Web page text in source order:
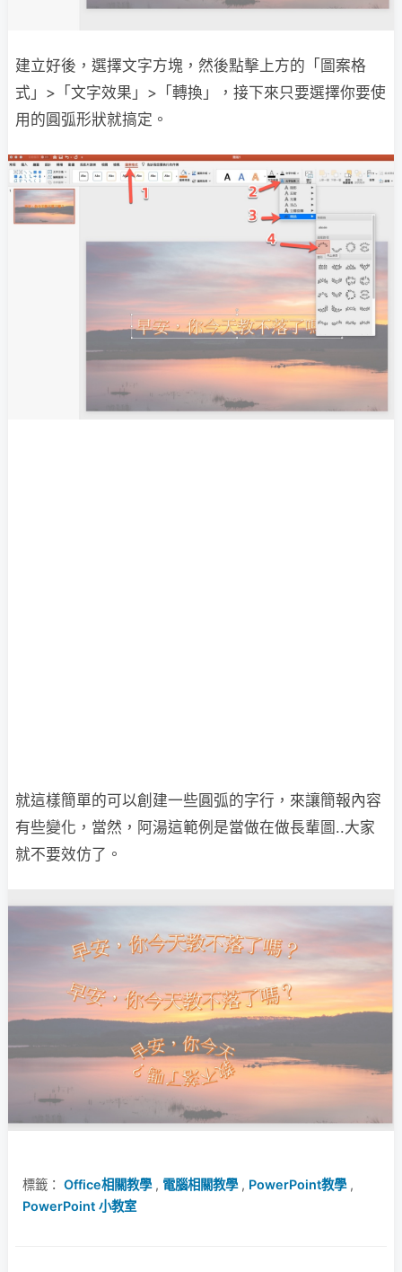
建立好後，選擇文字方塊，然後點擊上方的「圖案格
式」>「文字效果」>「轉換」，接下來只要選擇你要使
用的圓弧形狀就搞定。
就這樣簡單的可以創建一些圓弧的字行，來讓簡報內容
有些變化，當然，阿湯這範例是當做在做長輩圖..大家
就不要效仿了。
標籤： Office相關教學, 電腦相關教學, PowerPoint教學,
PowerPoint 小教室